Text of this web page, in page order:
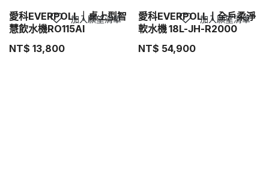
愛科EVERPOLL｜桌上型智
慧飲水機RO115AI
NT$ 13,800
加入願望清單
愛科EVERPOLL丨全戶柔淨
軟水機 18L-JH-R2000
NT$ 54,900
加入願望清單